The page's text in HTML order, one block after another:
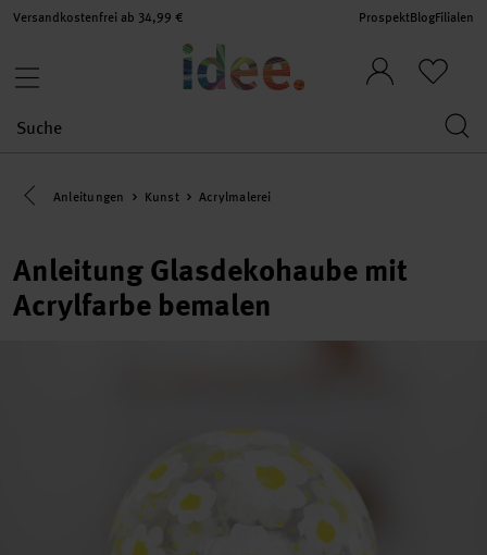
Versandkostenfrei ab 34,99 € ProspektBlogFilialen
Eine Kategorie zurück navigieren
Anleitungen Kunst Acrylmalerei
Anleitung Glasdekohaube mit
Acrylfarbe bemalen